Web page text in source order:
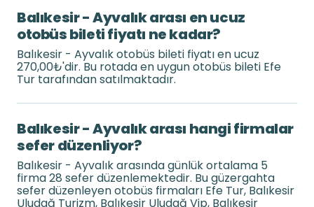
Balıkesir - Ayvalık arası en ucuz
otobüs bileti fiyatı ne kadar?
Balıkesir - Ayvalık otobüs bileti fiyatı en ucuz
270,00₺'dir. Bu rotada en uygun otobüs bileti Efe
Tur tarafından satılmaktadır.
Balıkesir - Ayvalık arası hangi firmalar
sefer düzenliyor?
Balıkesir - Ayvalık arasında günlük ortalama 5
firma 28 sefer düzenlemektedir. Bu güzergahta
sefer düzenleyen otobüs firmaları Efe Tur, Balıkesir
Uludağ Turizm, Balıkesir Uludağ Vip, Balıkesir